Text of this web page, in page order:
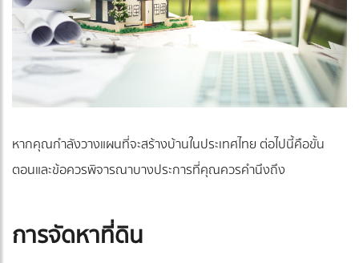
หากคุณกำลังวางแผนที่จะสร้างบ้านในประเทศไทย ต่อไปนี้คือขั้น
ตอนและข้อควรพิจารณาบางประการที่คุณควรคำนึงถึง
การจัดหาที่ดิน